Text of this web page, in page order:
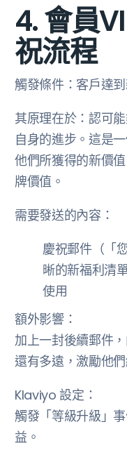
4. 會員
祝流程
觸發條件：客戶達
其原理在於：認可
自身的進步。這是
他們所獲得的新價
牌價值。
需要發送的內容：
慶祝郵件（「
晰的新福利清
使用
額外影響：
加上一封後續郵件
還有多遠，激勵他
Klaviyo 設定：
觸發「等級升級」
益。